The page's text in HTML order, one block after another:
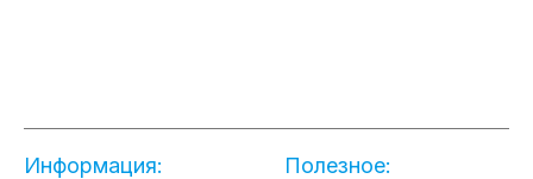
Информация: Полезное: